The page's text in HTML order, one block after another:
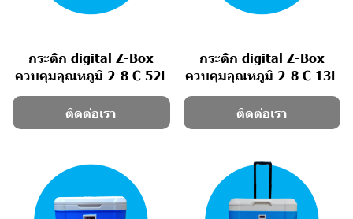
กระติก digital Z-Box
ควบคุมอุณหภูมิ 2-8 C 52L
ติดต่อเรา
กระติก digital Z-Box
ควบคุมอุณหภูมิ 2-8 C 13L
ติดต่อเรา